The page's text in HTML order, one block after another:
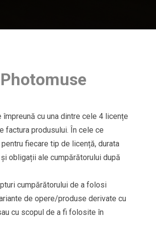
cu una dintre cele 4 licențe
factura produsului. În cele ce
fiecare tip de licență, durata
obligații ale cumpărătorului după
cumpărătorului de a folosi
de opere/produse derivate cu
cu scopul de a fi folosite în